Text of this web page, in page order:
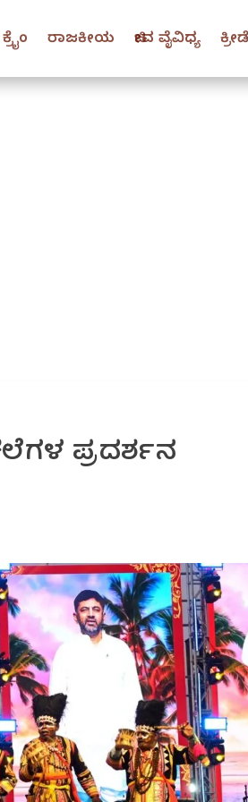
ಕ್ರೈಂ ರಾಜಕೀಯ ಜೀವ ವೈವಿಧ್ಯ ಕ್ರೀಡೆ
ಪ್ರದರ್ಶನ